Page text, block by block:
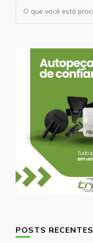
Procurando
algo?
POSTS RECENTES